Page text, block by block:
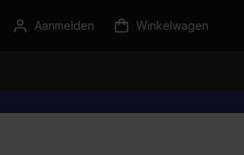
Aanmelden Winkelwagen